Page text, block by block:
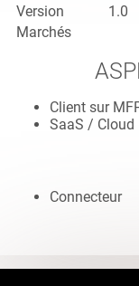
Version
1.0
Marchés
Client sur
SaaS / Cloud
Connecteur